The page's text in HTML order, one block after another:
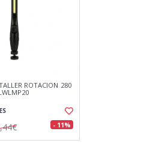
ROTACION 280
- 11%